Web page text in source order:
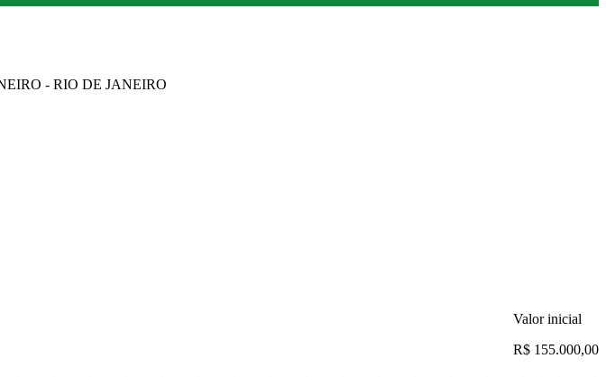
- RIO DE JANEIRO
Valor inicial
R$ 155.000,00